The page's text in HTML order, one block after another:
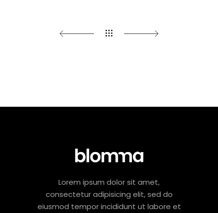
Lorem ipsum dolor sit amet,
consectetur adipisicing elit, sed do
eiusmod tempor incididunt ut labore et